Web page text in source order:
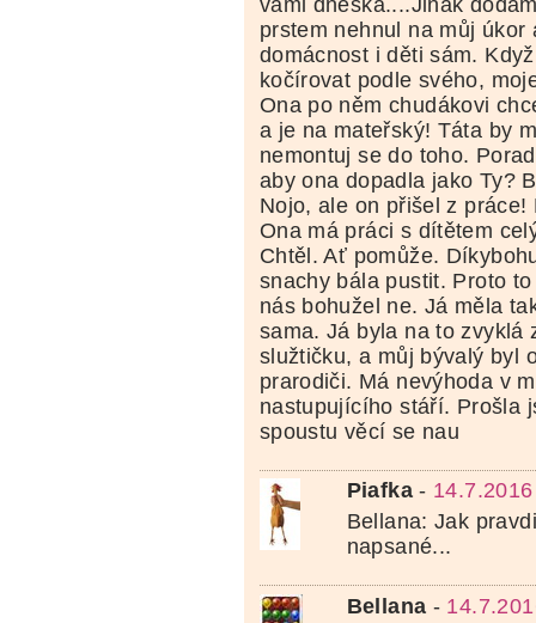
prstem nehnul na můj úkor
domácnost i děti sám.
kočírovat podle svého,
Ona po něm chudákovi
a je na mateřský! Táta by
nemontuj se do toho.
aby ona dopadla jako Ty?
Nojo, ale on přišel z
Ona má práci s dítětem
Chtěl. Ať pomůže.
snachy bála pustit. Proto
nás bohužel ne. Já měla
sama. Já byla na to zvyklá
služtičku, a můj bývalý byl
prarodiči. Má nevýhoda v
nastupujícího stáří. Prošla
spoustu věcí se nau
Piafka-
Bellana: Jak
napsané...
Bellana -